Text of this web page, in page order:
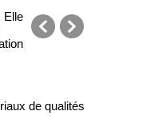
Elle
de qualités